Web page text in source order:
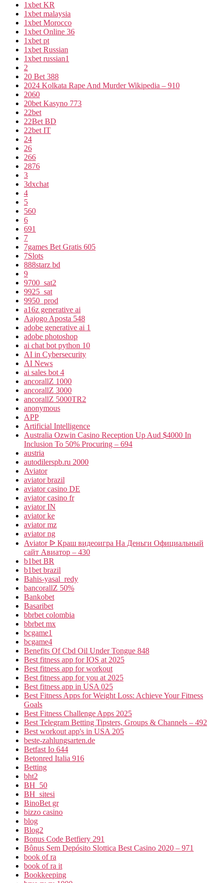
1xbet KR
1xbet malaysia
1xbet Morocco
1xbet Online 36
1xbet pt
1xbet Russian
1xbet russian1
2
20 Bet 388
2024 Kolkata Rape And Murder Wikipedia – 910
2060
20bet Kasyno 773
22bet
22Bet BD
22bet IT
24
26
266
2876
3
3dxchat
4
5
560
6
691
7
7games Bet Gratis 605
7Slots
888starz bd
9
9700_sat2
9925_sat
9950_prod
a16z generative ai
Aajogo Aposta 548
adobe generative ai 1
adobe photoshop
ai chat bot python 10
AI in Cybersecurity
AI News
ai sales bot 4
ancorallZ 1000
ancorallZ 3000
ancorallZ 5000TR2
anonymous
APP
Artificial Intelligence
Australia Ozwin Casino Reception Up Aud $4000 In
Inclusion To 50% Procuring – 694
austria
autodilerspb.ru 2000
Aviator
aviator brazil
aviator casino DE
aviator casino fr
aviator IN
aviator ke
aviator mz
aviator ng
Aviator ᐉ Краш видеоигра На Деньги Официальный
сайт Авиатор – 430
b1bet BR
b1bet brazil
Bahis-yasal_redy
bancorallZ 50%
Bankobet
Basaribet
bbrbet colombia
bbrbet mx
bcgame1
bcgame4
Benefits Of Cbd Oil Under Tongue 848
Best fitness app for IOS at 2025
Best fitness app for workout
Best fitness app for you at 2025
Best fitness app in USA 025
Best Fitness Apps for Weight Loss: Achieve Your Fitness
Goals
Best Fitness Challenge Apps 2025
Best Telegram Betting Tipsters, Groups & Channels – 492
Best workout app's in USA 205
beste-zahlungsarten.de
Betfast Io 644
Betonred Italia 916
Betting
bht2
BH_50
BH_sitesi
BinoBet gr
bizzo casino
blog
Blog2
Bonus Code Betfiery 291
Bônus Sem Depósito Slottica Best Casino 2020 – 971
book of ra
book of ra it
Bookkeeping